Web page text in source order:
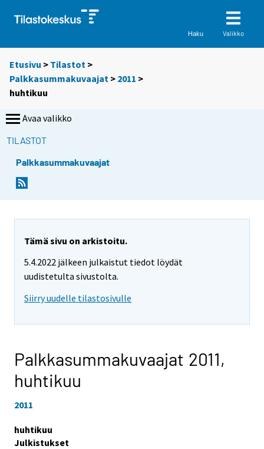
Haku Valikko
Etusivu > Tilastot >
Palkkasummakuvaajat > 2011 >
huhtikuu
Avaa valikko
TILASTOT
Palkkasummakuvaajat
Tämä sivu on arkistoitu.
5.4.2022 jälkeen julkaistut tiedot löydät
uudistetulta sivustolta.
Siirry uudelle tilastosivulle
Palkkasummakuvaajat 2011,
huhtikuu
2011
huhtikuu
Julkistukset